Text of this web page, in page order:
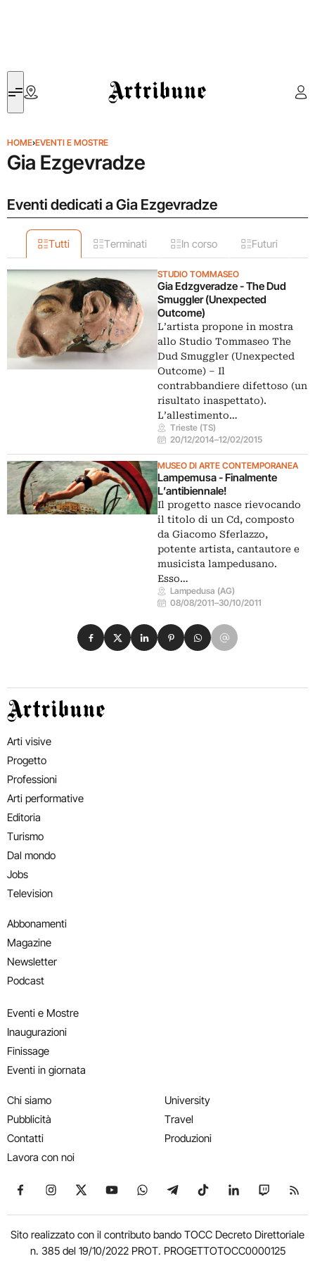
Artribune
HOME›EVENTI E MOSTRE
Gia Ezgevradze
Eventi dedicati a Gia Ezgevradze
Tutti Terminati In corso Futuri
STUDIO TOMMASEO
Gia Edzgveradze - The Dud
Smuggler (Unexpected
Outcome)
L’artista propone in mostra
allo Studio Tommaseo The
Dud Smuggler (Unexpected
Outcome) – Il
contrabbandiere difettoso (un
risultato inaspettato).
L’allestimento…
Trieste (TS)
20/12/2014–12/02/2015
MUSEO DI ARTE CONTEMPORANEA
Lampemusa - Finalmente
L’antibiennale!
Il progetto nasce rievocando
il titolo di un Cd, composto
da Giacomo Sferlazzo,
potente artista, cantautore e
musicista lampedusano.
Esso…
Lampedusa (AG)
08/08/2011–30/10/2011
Condividi su Facebook
Condividi su X
Condividi su LinkedIn
Condividi su Pinterest
Condividi su WhatsApp
Condividi su Email
Artribune
Arti visive
Progetto
Professioni
Arti performative
Editoria
Turismo
Dal mondo
Jobs
Television
Abbonamenti
Magazine
Newsletter
Podcast
Eventi e Mostre
Inaugurazioni
Finissage
Eventi in giornata
Chi siamo
Pubblicità
Contatti
Lavora con noi
University
Travel
Produzioni
Seguici su Facebook
Seguici su Instagram
Seguici su X
Seguici su YouTube
Seguici su WhatsApp
Seguici su Telegram
Seguici su TikTok
Seguici su
Seguici
Sito realizzato con il contributo bando TOCC Decreto Direttoriale
n. 385 del 19/10/2022 PROT. PROGETTOTOCC0000125